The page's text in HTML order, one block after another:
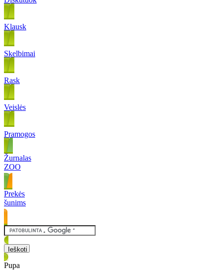
Klausk
Skelbimai
Rask
Veislės
Pramogos
Žurnalas
ZOO
Prekės
šunims
Pupa